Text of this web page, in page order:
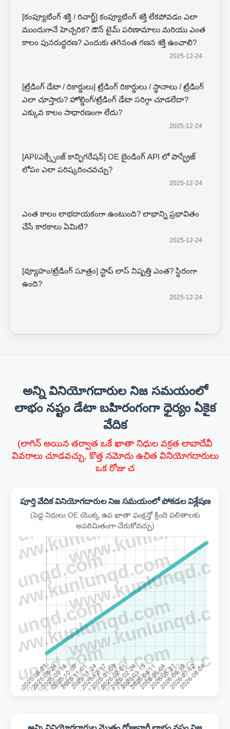
[కంప్యూటింగ్ శక్తి / రిచార్జ్] కంప్యూటింగ్ శక్తి లేకపోవడం ఎలా
ముందుగానే హెచ్చరిక? డౌన్ టైమ్ పరిణామాలు మరియు ఎంత
కాలం పునరుద్ధరణ? ఎందుకు తగినంత గణన శక్తి ఉంచాలి?
2025-12-24
[ట్రేడింగ్ డేటా / రికార్డులు] ట్రేడింగ్ రికార్డులు / స్థానాలు / ట్రేడింగ్
ఎలా చూస్తారు? హోల్డింగ్/ట్రేడింగ్ డేటా సరిగ్గా చూడలేదా?
ఎక్కువ కాలం సాధారణంగా లేదు?
2025-12-24
[API/ఎక్స్చేంజ్ కాన్ఫిగరేషన్] OE బైండింగ్ API లో పాస్ఫ్రేజ్
లోపం ఎలా పరిష్కరించవచ్చు?
2025-12-24
ఎంత కాలం లాభదాయకంగా ఉంటుంది? లాభాన్ని ప్రభావితం
చేసే కారకాలు ఏమిటి?
2025-12-24
[వ్యూహం/ట్రేడింగ్ సూత్రం] స్టాప్ లాస్ నిష్పత్తి ఎంత? స్థిరంగా
ఉంది?
2025-12-24
అన్ని వినియోగదారుల నిజ సమయంలో
లాభం నష్టం డేటా బహిరంగంగా ధైర్యం ఏకైక
వేదిక
(లాగిన్ అయిన తర్వాత ఒకే ఖాతా నిధుల వక్రత లావాదేవీ
వివరాలు చూడవచ్చు, కొత్త నమోదు ఉచిత వినియోగదారులు
ఒక రోజు చ
పూర్తి వేదిక వినియోగదారుల నిజ సమయంలో పోకడల విశ్లేషణ
(పెద్ద నిధులు OE యొక్క ఉప ఖాతా ఫంక్షన్తో క్రింది ఫలితాలకు
అపరిమితంగా చేరుకోవచ్చు)